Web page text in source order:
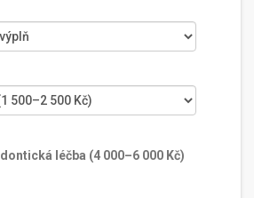
léčba (4 000–6 000 Kč)